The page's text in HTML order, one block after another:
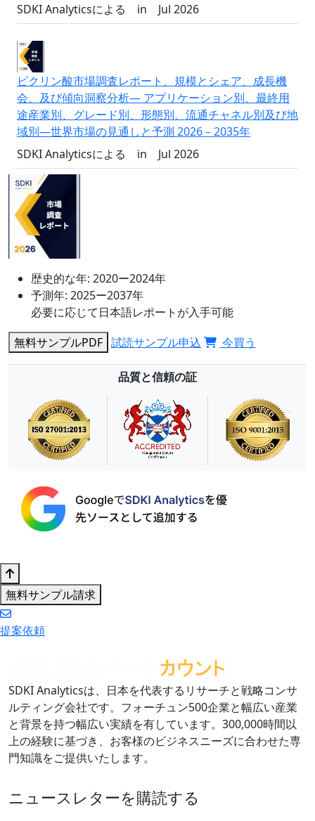
SDKI Analyticsによる
in Jul 2026
ピクリン酸市場調査レポート、規模とシェア、成長機
会、及び傾向洞察分析― アプリケーション別、最終用
途産業別、グレード別、形態別、流通チャネル別及び地
域別―世界市場の見通しと予測 2026－2035年
SDKI Analyticsによる
in Jul 2026
歴史的な年: 2020ー2024年
予測年: 2025ー2037年
必要に応じて日本語レポートが入手可能
無料サンプルPDF 試読サンプル申込 今買う
品質と信頼の証
無料サンプル請求
提案依頼
SDKI Analyticsは、日本を代表するリサーチと戦略コンサ
ルティング会社です。フォーチュン500企業と幅広い産業
と背景を持つ幅広い実績を有しています。300,000時間以
上の経験に基づき、お客様のビジネスニーズに合わせた専
門知識をご提供いたします。
ニュースレターを購読する